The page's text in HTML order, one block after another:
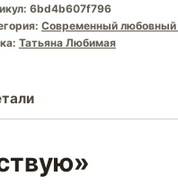
6bd4b607f796
Современный любовный
Татьяна Любимая